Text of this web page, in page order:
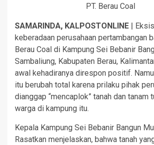
PT. Berau Coal
SAMARINDA, KALPOSTONLINE |
keberadaan perusahaan pertambangan
Berau Coal di Kampung Sei Bebanir
Sambaliung, Kabupaten Berau,
awal kehadiranya direspon positif.
itu berubah total karena prilaku pihak
dianggap “mencaplok” tanah dan tanam
warga di kampung itu.
Kepala Kampung Sei Bebanir Bangun
Rasatkan menjelaskan, bahwa tanah